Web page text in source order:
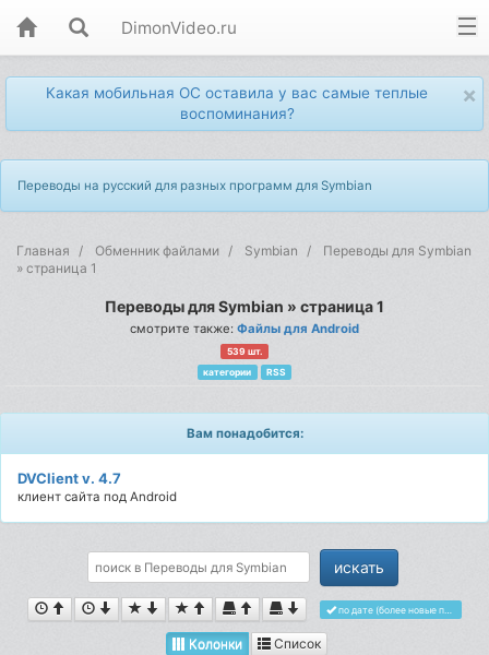
DimonVideo.ru
×
Какая мобильная ОС оставила у вас самые теплые
воспоминания?
Переводы на русский для разных программ для Symbian
Главная Обменник файлами Symbian
Переводы для Symbian
» страница 1
Переводы для Symbian » страница 1
смотрите также: Файлы для Android
539 шт.
категории
RSS
Вам понадобится:
DVClient v. 4.7
клиент сайта под Android
по дате (более новые первыми)
Колонки Список